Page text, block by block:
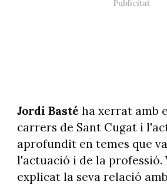
Jordi Basté ha xerrat amb
carrers de Sant Cugat i
aprofundit en temes que
l'actuació i de la professió.
explicat la seva relació amb